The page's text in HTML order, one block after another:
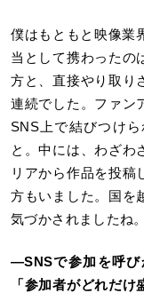
僕はもともと映像業
当として携わったの
方と、直接やり取り
連続でした。ファン
SNS上で結びつけ
と。中には、わざわ
リアから作品を投稿
方もいました。国を
気づかされましたね。
―SNSで参加を呼
「参加者がどれだ